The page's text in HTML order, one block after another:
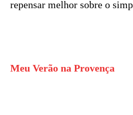
repensar melhor sobre o
Meu Verão na Provença